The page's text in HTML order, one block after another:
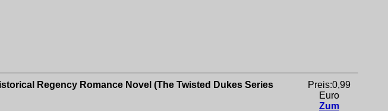
Regency Romance Novel (The Twisted Dukes Series
Preis:0,99
Euro
Zum